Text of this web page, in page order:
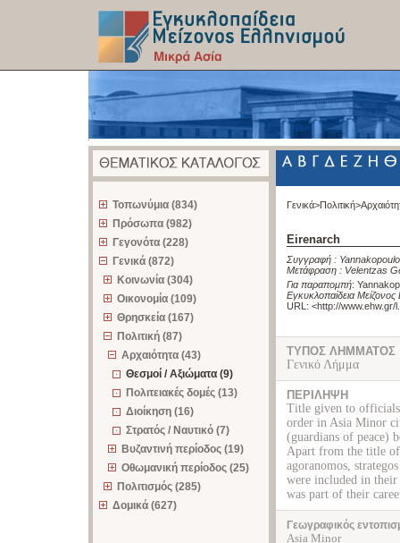
Τοπωνύμια (834)
Πρόσωπα (982)
Γεγονότα (228)
Γενικά (872)
Κοινωνία (304)
Οικονομία (109)
Θρησκεία (167)
Πολιτική (87)
Αρχαιότητα (43)
Θεσμοί / Αξιώματα (9)
Πολιτειακές δομές (13)
Διοίκηση (16)
Στρατός / Ναυτικό (7)
Βυζαντινή περίοδος (19)
Οθωμανική περίοδος (25)
Πολιτισμός (285)
Δομικά (627)
Γενικά>Πολιτική>
Eirenarch
Συγγραφή :
Μετάφραση : Velentzas
Για παραπομπή:
Εγκυκλοπαίδεια
URL: <http://www.ehw.gr/
ΤΥΠΟΣ ΛΗΜΜΑΤΟΣ
Γενικό Λήμμα
ΠΕΡΙΛΗΨΗ
Title given to
order in Asia Minor
(guardians of peace)
Apart from the title
agoranomos,
were included in
was part of their
Γεωγραφικός
Asia Minor